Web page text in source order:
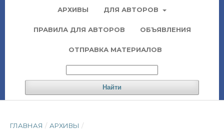
АРХИВЫ ДЛЯ АВТОРОВ
ПРАВИЛА ДЛЯ АВТОРОВ ОБЪЯВЛЕНИЯ
ОТПРАВКА МАТЕРИАЛОВ
Найти
ГЛАВНАЯ / АРХИВЫ /